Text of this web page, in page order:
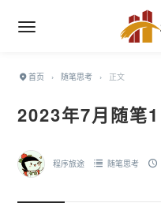
首页 › 随笔思考 › 正文
2023年7月随笔1
程序旅途 随笔思考